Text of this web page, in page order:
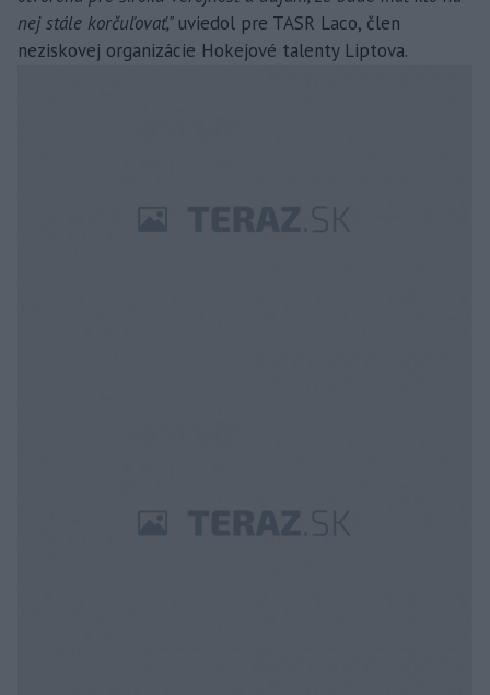
nej stále korčuľovať," uviedol pre TASR Laco, člen
neziskovej organizácie Hokejové talenty Liptova.